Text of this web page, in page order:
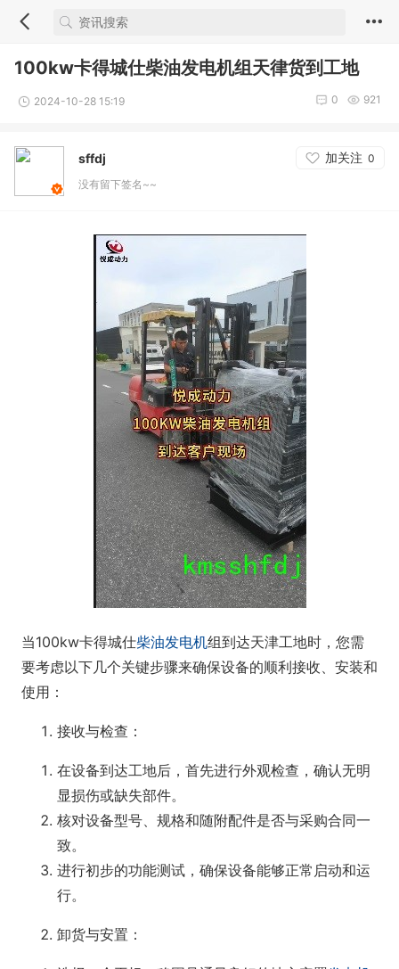
100kw卡得城仕柴油发电机组天律货到工地
2024-10-28 15:19 921
0
sffdj 加关注 0
没有留下签名~~
当100kw卡得城仕柴油发电机组到达天津工地时，您需
要考虑以下几个关键步骤来确保设备的顺利接收、安装和
使用：
接收与检查 ‌：
在设备到达工地后，首先进行外观检查，确认无明
显损伤或缺失部件。
核对设备型号、规格和随附配件是否与采购合同一
致。
进行初步的功能测试，确保设备能够正常启动和运
行。
卸货与安置 ‌：